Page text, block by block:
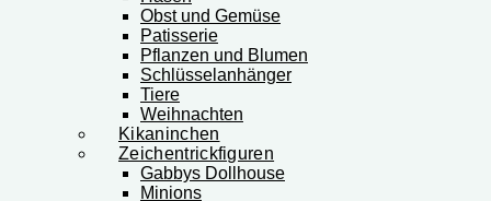
Obst und Gemüse
Patisserie
Pflanzen und Blumen
Schlüsselanhänger
Tiere
Weihnachten
Kikaninchen
Zeichentrickfiguren
Gabbys Dollhouse
Minions